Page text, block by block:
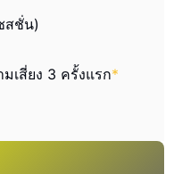
สชั่น)
เสี่ยง 3 ครั้งแรก*